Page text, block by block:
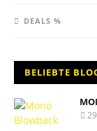
DEALS %
BELIEBTE